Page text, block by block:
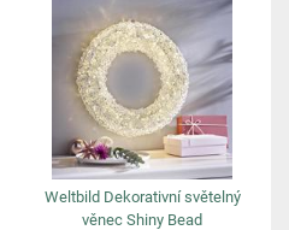
Weltbild Dekorativní světelný
věnec Shiny Bead